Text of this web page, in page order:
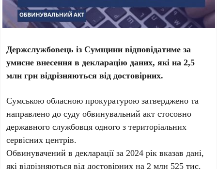
Держслужбовець із Сумщини відповідатиме за
умисне внесення в декларацію даних, які на 2,5
млн грн відрізняються від достовірних.
Сумською обласною прокуратурою затверджено та
направлено до суду обвинувальний акт стосовно
державного службовця одного з територіальних
сервісних центрів.
Обвинувачений в декларації за 2024 рік вказав дані,
які відрізняються від достовірних на 2 млн 525 тис.